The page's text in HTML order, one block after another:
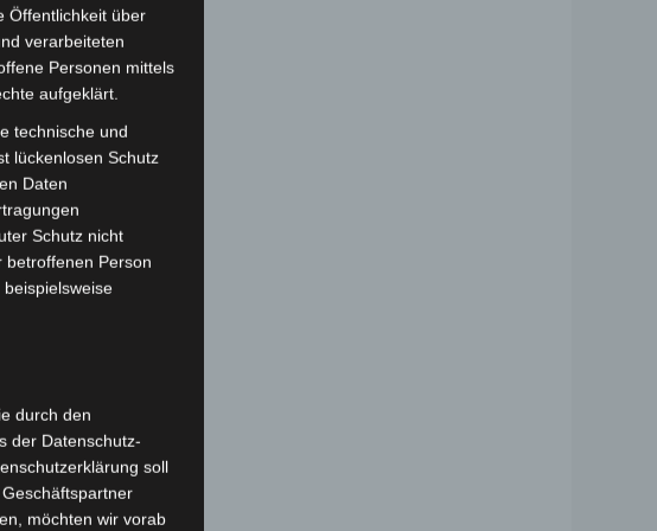
Öffentlichkeit über
verarbeiteten
Personen mittels
aufgeklärt.
technische und
lückenlosen Schutz
Daten
Schutz nicht
betroffenen Person
durch den
der Datenschutz-
soll
möchten wir vorab